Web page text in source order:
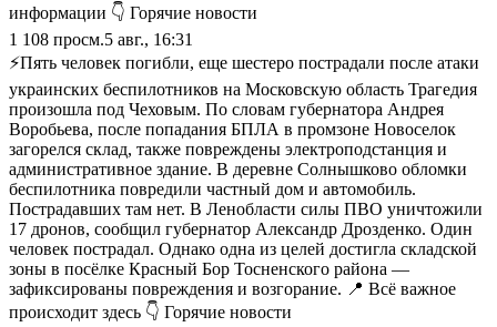
информации 👇 Горячие новости
1 108 просм.5 авг., 16:31
⚡Пять человек погибли, еще шестеро пострадали после атаки
украинских беспилотников на Московскую область Трагедия
произошла под Чеховым. По словам губернатора Андрея
Воробьева, после попадания БПЛА в промзоне Новоселок
загорелся склад, также повреждены электроподстанция и
административное здание. В деревне Солнышково обломки
беспилотника повредили частный дом и автомобиль.
Пострадавших там нет. В Ленобласти силы ПВО уничтожили
17 дронов, сообщил губернатор Александр Дрозденко. Один
человек пострадал. Однако одна из целей достигла складской
зоны в посёлке Красный Бор Тосненского района —
зафиксированы повреждения и возгорание. 📍 Всё важное
происходит здесь 👇 Горячие новости